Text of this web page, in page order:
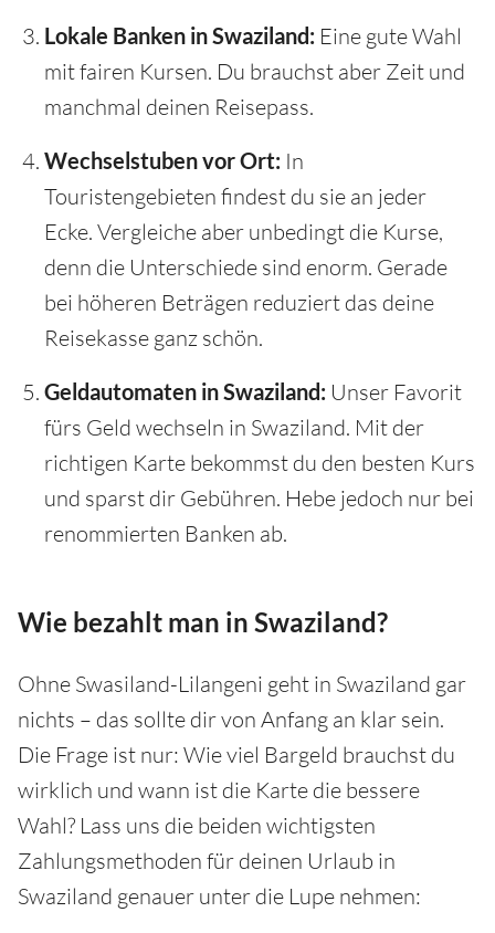
Lokale Banken in Swaziland: Eine gute Wahl
mit fairen Kursen. Du brauchst aber Zeit und
manchmal deinen Reisepass.
Wechselstuben vor Ort: In
Touristengebieten findest du sie an jeder
Ecke. Vergleiche aber unbedingt die Kurse,
denn die Unterschiede sind enorm. Gerade
bei höheren Beträgen reduziert das deine
Reisekasse ganz schön.
Geldautomaten in Swaziland: Unser Favorit
fürs Geld wechseln in Swaziland. Mit der
richtigen Karte bekommst du den besten Kurs
und sparst dir Gebühren. Hebe jedoch nur bei
renommierten Banken ab.
Wie bezahlt man in Swaziland?
Ohne Swasiland-Lilangeni geht in Swaziland gar
nichts – das sollte dir von Anfang an klar sein.
Die Frage ist nur: Wie viel Bargeld brauchst du
wirklich und wann ist die Karte die bessere
Wahl? Lass uns die beiden wichtigsten
Zahlungsmethoden für deinen Urlaub in
Swaziland genauer unter die Lupe nehmen: